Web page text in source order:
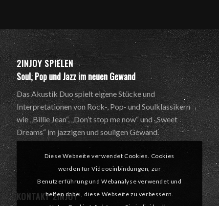
2INJOY SPIELEN
Soul, Pop und Jazz im neuen Gewand
Das Akustik Duo spielt eigene Stücke und
Interpretationen von Rock-, Pop- und Soulklassikern
wie „Billie Jean“, „Don’t stop me now“ und „Sweet
Dreams“ im jazzigen und souligen Gewand.
KONTAKT 2INJOY
Diese Webseite verwendet Cookies. Cookies
werden für Videoeinbindungen, zur
Benutzerführung und Webanalyse verwendet und
helfen dabei, diese Webseite zu verbessern.